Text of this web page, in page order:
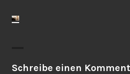
Schreibe einen